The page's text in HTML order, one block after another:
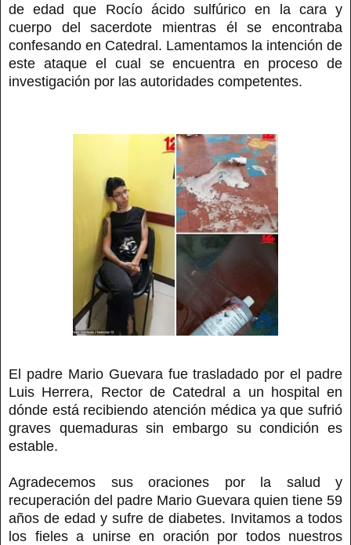
de edad que Rocío ácido sulfúrico en la cara y
cuerpo del sacerdote mientras él se encontraba
confesando en Catedral. Lamentamos la intención de
este ataque el cual se encuentra en proceso de
investigación por las autoridades competentes.
El padre Mario Guevara fue trasladado por el padre
Luis Herrera, Rector de Catedral a un hospital en
dónde está recibiendo atención médica ya que sufrió
graves quemaduras sin embargo su condición es
estable.
Agradecemos sus oraciones por la salud y
recuperación del padre Mario Guevara quien tiene 59
años de edad y sufre de diabetes. Invitamos a todos
los fieles a unirse en oración por todos nuestros